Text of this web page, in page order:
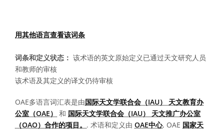
用其他语言查看该词条
词条和定义状态： 该术语的英文原始定义已通过天文研究人员
和教师的审核
该术语及其定义的译文仍待审核
OAE多语言词汇表是由国际天文学联合会（IAU） 天文教育办
公室（OAE）
和 国际天文学联合会（IAU） 天文推广办公室
（OAO）合作的项目。 . 术语和定义由 OAE中心, OAE 国家天